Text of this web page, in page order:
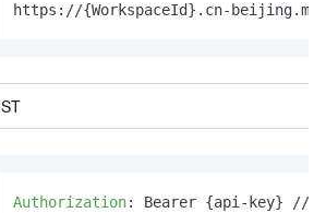
https://{WorkspaceId}.cn-
Authorization: Bearer {api-key} // 需